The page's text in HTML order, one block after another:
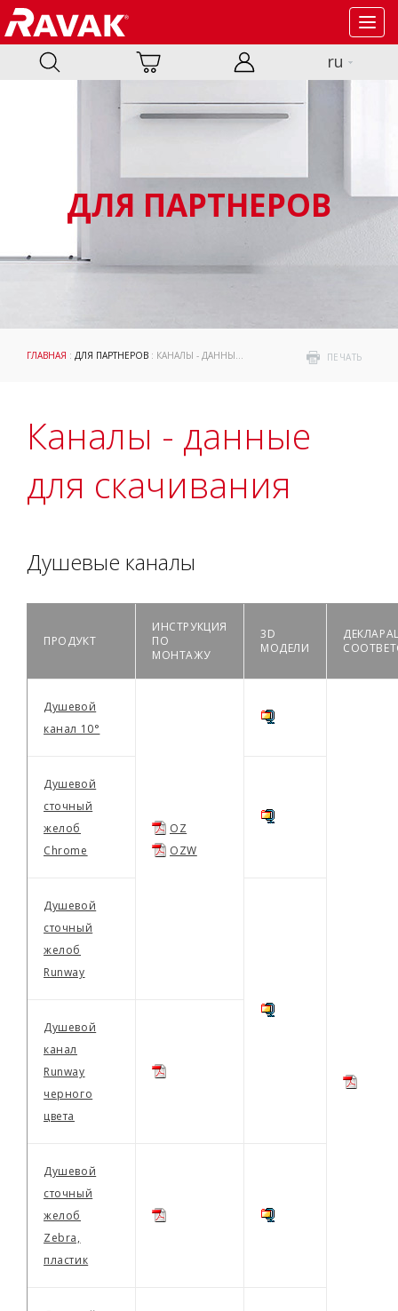
ru
ДЛЯ ПАРТНЕРОВ
ПЕЧАТЬ
ГЛАВНАЯ : ДЛЯ ПАРТНЕРОВ : КАНАЛЫ - ДАННЫЕ ДЛЯ СКАЧИВАНИЯ
Каналы - данные
для скачивания
Душевые каналы
ПРОДУКТ
ИНСТРУКЦИЯ
ПО
МОНТАЖУ
3D
МОДЕЛИ
Душевой
канал 10°
OZ
OZW
Душевой
сточный
желоб
Chrome
Душевой
сточный
желоб
Runway
Душевой
канал
Runway
черного
цвета
Душевой
сточный
желоб
Zebra,
пластик